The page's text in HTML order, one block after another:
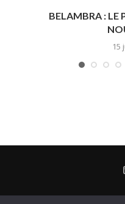
BELAMBRA : LE
15